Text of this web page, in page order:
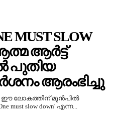
MUST SLOW
ആർട്ട്
പുതിയ
ആരംഭിച്ചു
ഈ ലോകത്തിന് മുൻപിൽ
must slow down' എന്ന...